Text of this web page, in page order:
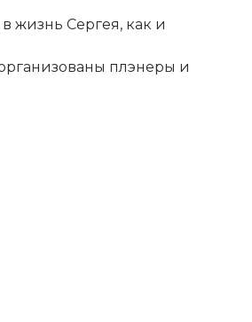
жизнь Сергея, как и
плэнеры и